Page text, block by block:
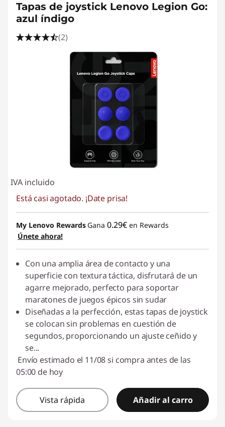
Tapas de joystick Lenovo Legion Go:
azul índigo
(2)
IVA incluido
Está casi agotado. ¡Date prisa!
My Lenovo Rewards Gana 0.29€ en Rewards
Únete ahora!
Con una amplia área de contacto y una
superficie con textura táctica, disfrutará de un
agarre mejorado, perfecto para soportar
maratones de juegos épicos sin sudar
Diseñadas a la perfección, estas tapas de joystick
se colocan sin problemas en cuestión de
segundos, proporcionando un ajuste ceñido y
se...
Envío estimado el 11/08 si compra antes de las
05:00 de hoy
Vista rápida Añadir al carro